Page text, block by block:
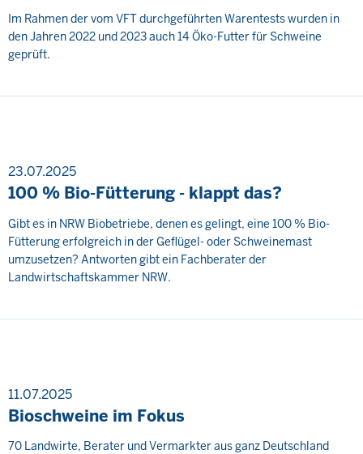
Im Rahmen der vom VFT durchgeführten Warentests wurden in
den Jahren 2022 und 2023 auch 14 Öko-Futter für Schweine
geprüft.
23.07.2025
100 % Bio-Fütterung - klappt das?
Gibt es in NRW Biobetriebe, denen es gelingt, eine 100 % Bio-
Fütterung erfolgreich in der Geflügel- oder Schweinemast
umzusetzen? Antworten gibt ein Fachberater der
Landwirtschaftskammer NRW.
11.07.2025
Bioschweine im Fokus
70 Landwirte, Berater und Vermarkter aus ganz Deutschland